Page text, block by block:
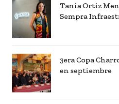
Tania Ortiz
Sempra
3era Copa
en septiembre